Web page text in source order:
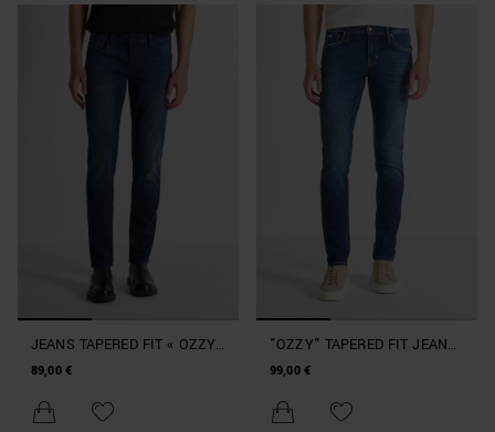
JEANS TAPERED FIT « OZZY
» EN DENIM DARK POWER
89,00 €
"OZZY" TAPERED FIT JEANS
IN AUTHENTIC STRETCH
99,00 €